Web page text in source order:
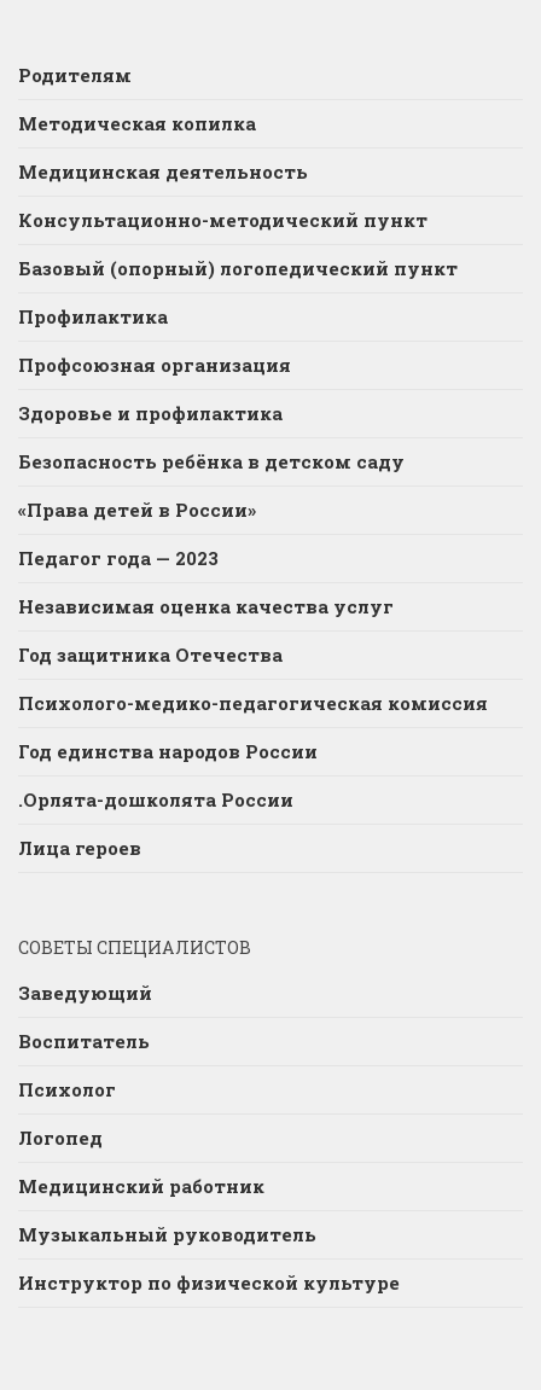
Родителям
Методическая копилка
Медицинская деятельность
Консультационно-методический пункт
Базовый (опорный) логопедический пункт
Профилактика
Профсоюзная организация
Здоровье и профилактика
Безопасность ребёнка в детском саду
«Права детей в России»
Педагог года — 2023
Независимая оценка качества услуг
Год защитника Отечества
Психолого-медико-педагогическая комиссия
Год единства народов России
.Орлята-дошколята России
Лица героев
СОВЕТЫ СПЕЦИАЛИСТОВ
Заведующий
Воспитатель
Психолог
Логопед
Медицинский работник
Музыкальный руководитель
Инструктор по физической культуре